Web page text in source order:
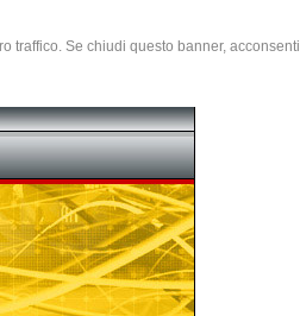
traffico. Se chiudi questo banner, acconsenti